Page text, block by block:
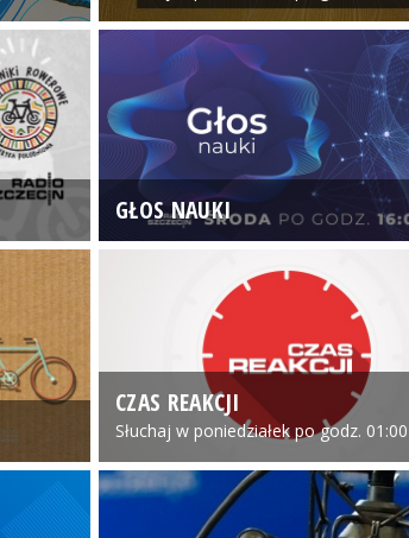
GŁOS NAUKI
CZAS REAKCJI
Słuchaj w poniedziałek po godz. 01:00